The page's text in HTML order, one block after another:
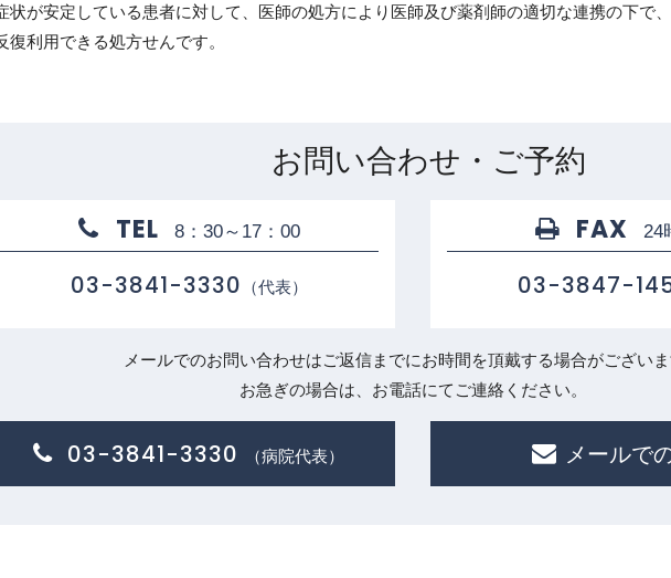
状が安定している患者に対して、医師の処方により医師及び薬剤師の適切な連携の下で
復利用できる処方せんです。
お問い合わせ・ご予約
TEL
8：30～17：00
03-3841-3330 （代表）
FAX 24
03-3847-
メールでのお問い合わせはご返信までにお時間を頂戴する場合がございま
お急ぎの場合は、お電話にてご連絡ください。
03-3841-3330 （病院代表） メールで